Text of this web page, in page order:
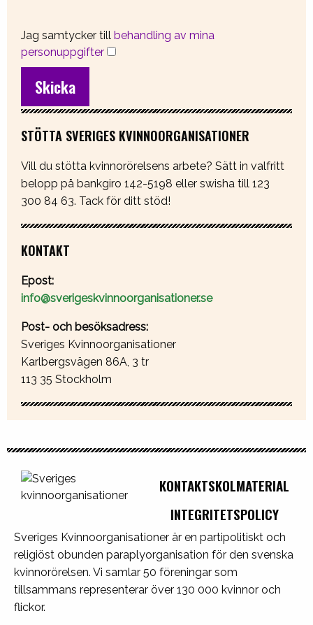
Jag samtycker till behandling av mina
personuppgifter
STÖTTA SVERIGES KVINNOORGANISATIONER
Vill du stötta kvinnorörelsens arbete? Sätt in valfritt
belopp på bankgiro 142-5198 eller swisha till 123
300 84 63. Tack för ditt stöd!
KONTAKT
Epost:
info@sverigeskvinnoorganisationer.se
Post- och besöksadress:
Sveriges Kvinnoorganisationer
Karlbergsvägen 86A, 3 tr
113 35 Stockholm
Sveriges Kvinnoorganisationer är en partipolitiskt och
religiöst obunden paraplyorganisation för den svenska
kvinnorörelsen. Vi samlar 50 föreningar som
tillsammans representerar över 130 000 kvinnor och
flickor.
KONTAKTSKOLMATERIAL
INTEGRITETSPOLICY